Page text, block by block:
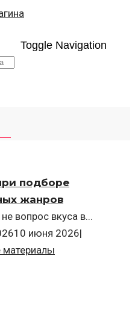
Toggle Navigation
подборе
жанров
вопрос вкуса в...
10 июня 2026|
материалы